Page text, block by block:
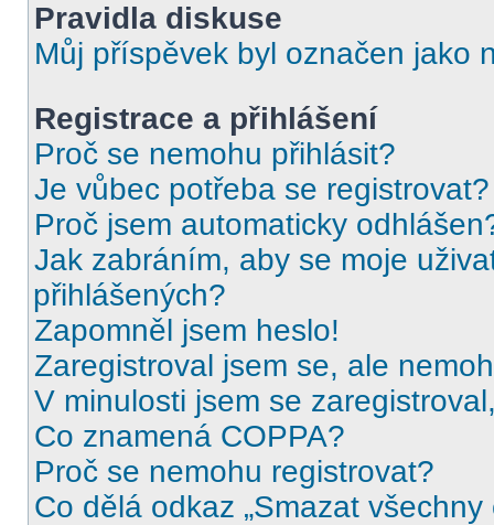
Pravidla diskuse
Můj příspěvek byl označen jako
Registrace a přihlášení
Proč se nemohu přihlásit?
Je vůbec potřeba se registrovat?
Proč jsem automaticky
Jak zabráním, aby se moje
přihlášených?
Zapomněl jsem heslo!
Zaregistroval jsem se, ale
V minulosti jsem se
Co znamená COPPA?
Proč se nemohu registrovat?
Co dělá odkaz „Smazat všechny